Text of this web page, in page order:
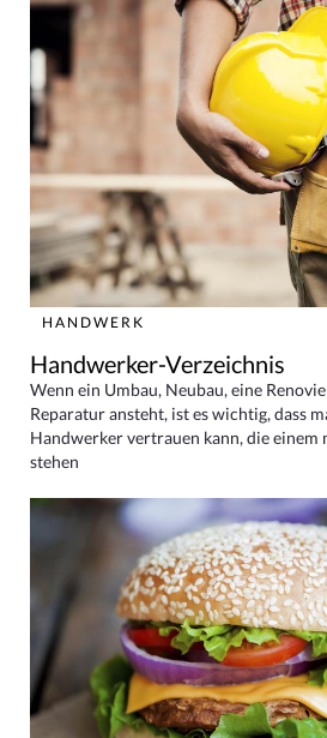
HANDWERK
Handwerker-Verzeichnis
Wenn ein Umbau, Neubau, eine
Reparatur ansteht, ist es wichtig, dass
Handwerker vertrauen kann, die einem
stehen